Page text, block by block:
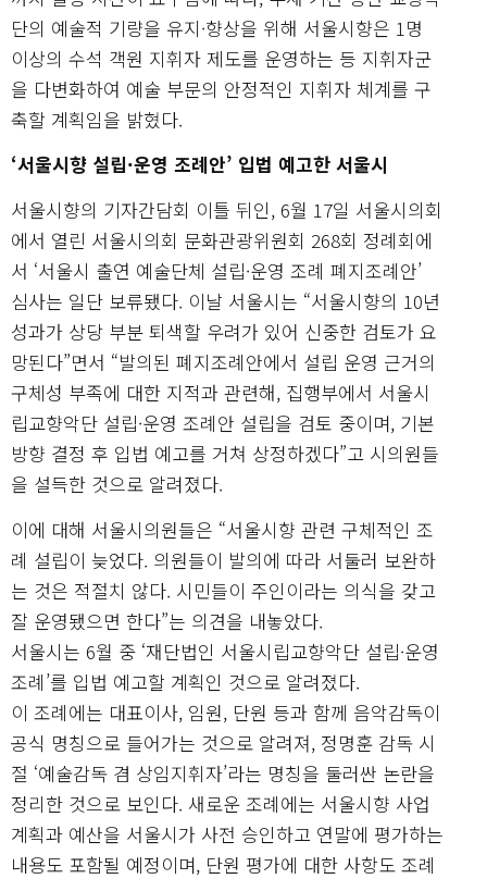
단의 예술적 기량을 유지·향상을 위해 서울시향은 1명
이상의 수석 객원 지휘자 제도를 운영하는 등 지휘자군
을 다변화하여 예술 부문의 안정적인 지휘자 체계를 구
축할 계획임을 밝혔다.
‘서울시향 설립·운영 조례안’ 입법 예고한 서울시
서울시향의 기자간담회 이틀 뒤인, 6월 17일 서울시의회
에서 열린 서울시의회 문화관광위원회 268회 정례회에
서 ‘서울시 출연 예술단체 설립·운영 조례 폐지조례안’
심사는 일단 보류됐다. 이날 서울시는 “서울시향의 10년
성과가 상당 부분 퇴색할 우려가 있어 신중한 검토가 요
망된다”면서 “발의된 폐지조례안에서 설립 운영 근거의
구체성 부족에 대한 지적과 관련해, 집행부에서 서울시
립교향악단 설립·운영 조례안 설립을 검토 중이며, 기본
방향 결정 후 입법 예고를 거쳐 상정하겠다”고 시의원들
을 설득한 것으로 알려졌다.
이에 대해 서울시의원들은 “서울시향 관련 구체적인 조
례 설립이 늦었다. 의원들이 발의에 따라 서둘러 보완하
는 것은 적절치 않다. 시민들이 주인이라는 의식을 갖고
잘 운영됐으면 한다”는 의견을 내놓았다.
서울시는 6월 중 ‘재단법인 서울시립교향악단 설립·운영
조례’를 입법 예고할 계획인 것으로 알려졌다.
이 조례에는 대표이사, 임원, 단원 등과 함께 음악감독이
공식 명칭으로 들어가는 것으로 알려져, 정명훈 감독 시
절 ‘예술감독 겸 상임지휘자’라는 명칭을 둘러싼 논란을
정리한 것으로 보인다. 새로운 조례에는 서울시향 사업
계획과 예산을 서울시가 사전 승인하고 연말에 평가하는
내용도 포함될 예정이며, 단원 평가에 대한 사항도 조례